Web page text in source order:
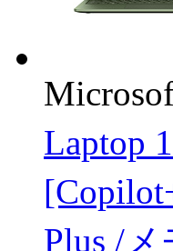
Laptop
Plus /